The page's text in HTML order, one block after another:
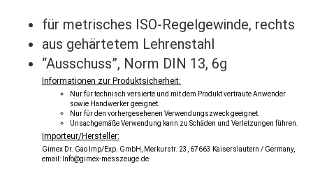
für metrisches ISO-Regelgewinde, rechts
aus gehärtetem Lehrenstahl
“Ausschuss”, Norm DIN 13, 6g
Informationen zur Produktsicherheit:
Nur für technisch versierte und mit dem Produkt vertraute Anwender
sowie Handwerker geeignet.
Nur für den vorhergesehenen Verwendungszweck geeignet.
Unsachgemäße Verwendung kann zu Schäden und Verletzungen führen.
Importeur/Hersteller:
Gimex Dr. Gao Imp/Exp. GmbH, Merkurstr. 23, 67663 Kaiserslautern / Germany,
email: Info@gimex-messzeuge.de